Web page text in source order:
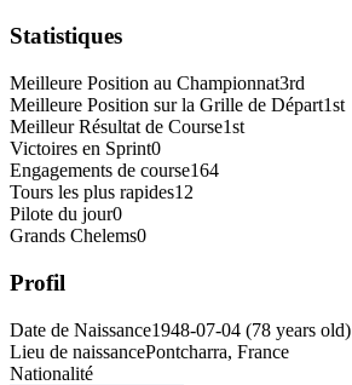
Statistiques
Meilleure Position au Championnat3rd
Meilleure Position sur la Grille de Départ1st
Meilleur Résultat de Course1st
Victoires en Sprint0
Engagements de course164
Tours les plus rapides12
Pilote du jour0
Grands Chelems0
Profil
Date de Naissance1948-07-04 (78 years old)
Lieu de naissancePontcharra, France
Nationalité